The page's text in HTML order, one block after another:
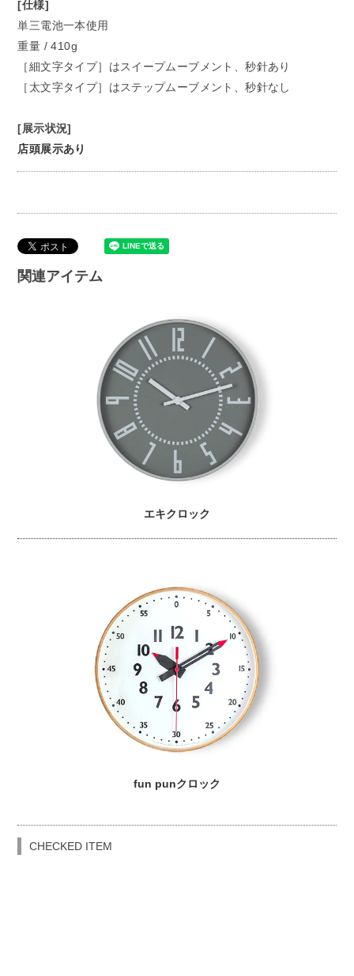
[仕様]
単三電池一本使用
重量 / 410g
［細文字タイプ］はスイープムーブメント、秒針あり
［太文字タイプ］はステップムーブメント、秒針なし
[展示状況]
店頭展示あり
関連アイテム
エキクロック
fun punクロック
CHECKED ITEM